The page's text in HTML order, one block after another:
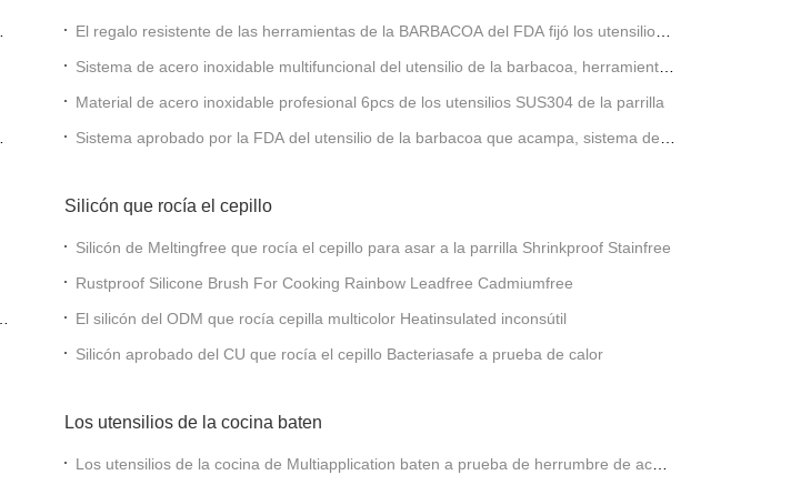
El regalo resistente de las herramientas de la BARBACOA del FDA fijó los utensilios
Sistema de acero inoxidable multifuncional del utensilio de la barbacoa, herramientas
Material de acero inoxidable profesional 6pcs de los utensilios SUS304 de la parrilla
Sistema aprobado por la FDA del utensilio de la barbacoa que acampa, sistema de
Silicón que rocía el cepillo
Silicón de Meltingfree que rocía el cepillo para asar a la parrilla Shrinkproof Stainfree
Rustproof Silicone Brush For Cooking Rainbow Leadfree Cadmiumfree
El silicón del ODM que rocía cepilla multicolor Heatinsulated inconsútil
Silicón aprobado del CU que rocía el cepillo Bacteriasafe a prueba de calor
Los utensilios de la cocina baten
Los utensilios de la cocina de Multiapplication baten a prueba de herrumbre de acero